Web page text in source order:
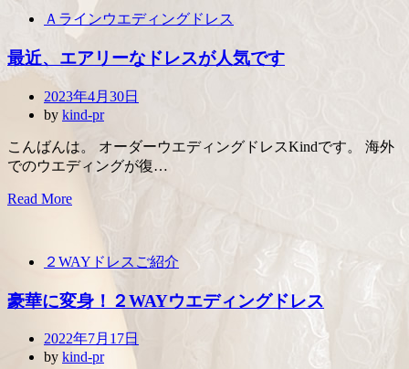
Ａラインウエディングドレス
最近、エアリーなドレスが人気です
Posted
on
2023年4月30日
by kind-pr
こんばんは。 オーダーウエディングドレスKindです。 海外
でのウエディングが復…
Read More
２WAYドレスご紹介
豪華に変身！２WAYウエディングドレス
Posted
on
2022年7月17日
by kind-pr